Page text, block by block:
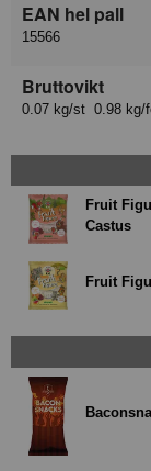
EAN hel pall
15566
Bruttovikt
0.07 kg/st 0.98 kg/
Fruit
Castus
Fruit